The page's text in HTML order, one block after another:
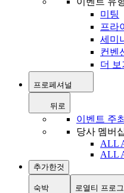
미팅
프라
세미
컨벤
더 보
프로페셔널
뒤로
이벤트 주
당사 멤버
ALL
ALL
추가한것
숙박 로열티 프로